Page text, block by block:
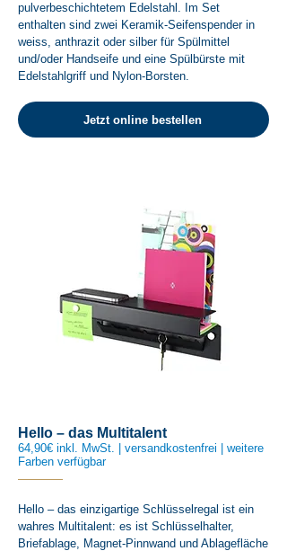
pulverbeschichtetem Edelstahl. Im Set
enthalten sind zwei Keramik-Seifenspender in
weiss, anthrazit oder silber für Spülmittel
und/oder Handseife und eine Spülbürste mit
Edelstahlgriff und Nylon-Borsten.
Jetzt online bestellen
Hello – das Multitalent
64,90€ inkl. MwSt. | versandkostenfrei | weitere
Farben verfügbar
Hello – das einzigartige Schlüsselregal ist ein
wahres Multitalent: es ist Schlüsselhalter,
Briefablage, Magnet-Pinnwand und Ablagefläche